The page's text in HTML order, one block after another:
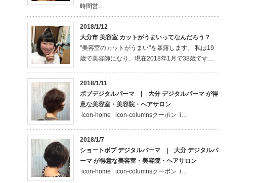
時間営…
2018/1/12
大分市 美容室 カットがうまいってなんだろう？
"美容室のカットがうまい"を暴露します。 私は19
歳で美容師になり、現在2018年1月で38歳です…
2018/1/11
ボブデジタルパーマ | 大分 デジタルパーマ が得
意な美容室・美容院・ヘアサロン
icon-home icon-columnsクーポン i…
2018/1/7
ショートボブ デジタルパーマ | 大分 デジタルパ
ーマ が得意な美容室・美容院・ヘアサロン
icon-home icon-columnsクーポン i…